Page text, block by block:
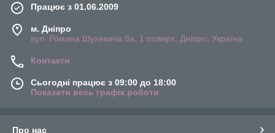
Працює з 01.06.2009
м. Дніпро
вул. Романа Шухевича 9а, 1 поверх, Дніпро, Україна
Контакти
Сьогодні працює з 09:00 до 18:00
Показати весь графік роботи
Про нас